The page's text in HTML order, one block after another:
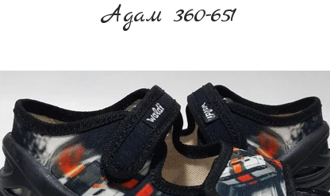
Адам 360-651